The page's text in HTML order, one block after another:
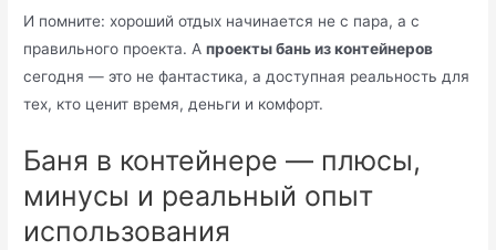
И помните: хороший отдых начинается не с пара, а с
правильного проекта. Апроекты бань из контейнеров
сегодня — это не фантастика, а доступная реальность для
тех, кто ценит время, деньги и комфорт.
Баня в контейнере — плюсы,
минусы и реальный опыт
использования